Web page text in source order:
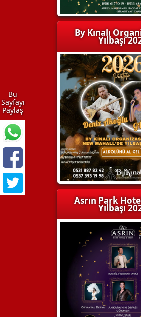
By Kınalı
Yılbaşı
Asrın Park
Yılbaşı
Bu
Sayfayı
Paylaş